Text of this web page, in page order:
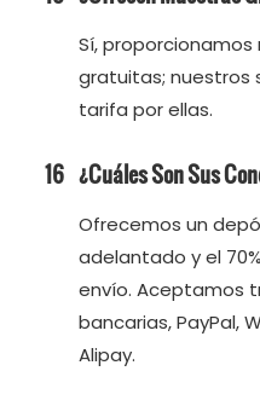
Sí,
gratuitas; nuestros
tarifa por ellas.
16 ¿Cuáles Son Sus
Ofrecemos un
adelantado y el
envío. Aceptamos
bancarias, PayPal,
Alipay.